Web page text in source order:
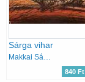
Sárga vihar
Makkai Sándor
840 Ft